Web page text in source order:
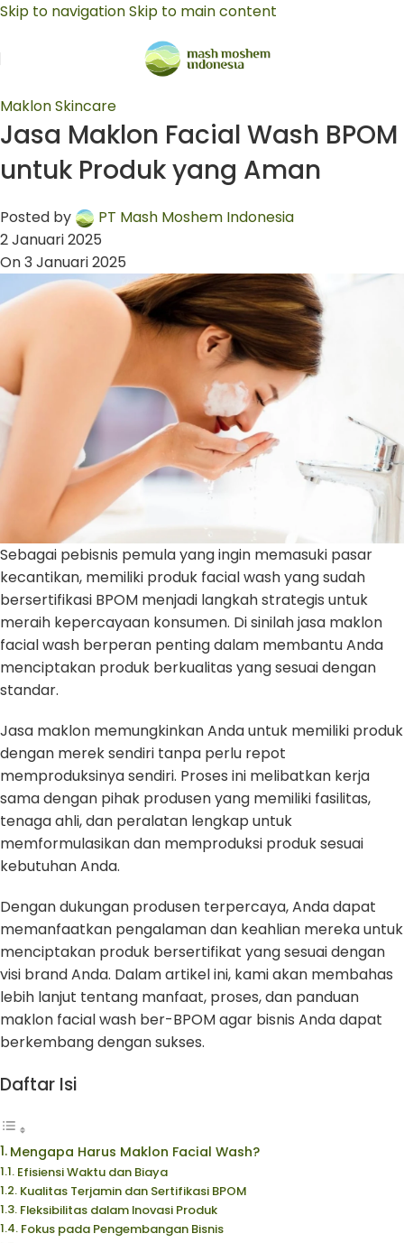
Skip to navigationSkip to main content
Maklon Skincare
Jasa Maklon Facial Wash BPOM
untuk Produk yang Aman
Posted by
PT Mash Moshem Indonesia
2 Januari 2025
On 3 Januari 2025
Sebagai pebisnis pemula yang ingin memasuki pasar
kecantikan, memiliki produk facial wash yang sudah
bersertifikasi BPOM menjadi langkah strategis untuk
meraih kepercayaan konsumen. Di sinilah jasa maklon
facial wash berperan penting dalam membantu Anda
menciptakan produk berkualitas yang sesuai dengan
standar.
Jasa maklon memungkinkan Anda untuk memiliki produk
dengan merek sendiri tanpa perlu repot
memproduksinya sendiri. Proses ini melibatkan kerja
sama dengan pihak produsen yang memiliki fasilitas,
tenaga ahli, dan peralatan lengkap untuk
memformulasikan dan memproduksi produk sesuai
kebutuhan Anda.
Dengan dukungan produsen terpercaya, Anda dapat
memanfaatkan pengalaman dan keahlian mereka untuk
menciptakan produk bersertifikat yang sesuai dengan
visi brand Anda. Dalam artikel ini, kami akan membahas
lebih lanjut tentang manfaat, proses, dan panduan
maklon facial wash ber-BPOM agar bisnis Anda dapat
berkembang dengan sukses.
Daftar Isi
Mengapa Harus Maklon Facial Wash?
Efisiensi Waktu dan Biaya
Kualitas Terjamin dan Sertifikasi BPOM
Fleksibilitas dalam Inovasi Produk
Fokus pada Pengembangan Bisnis